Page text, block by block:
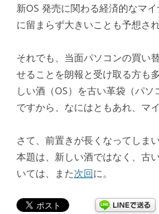
新OS 発売に関わる経済的なマ
に留まらず大きいことも予想され
それでも、当面パソコンの買い
せることを朗報と受け取る方も
しい酒（OS）を古い革袋（パ
ですから、なにはともあれ、マ
さて、前置きが長くなってしまい
本題は、新しい酒ではなく、古
いては、また次回に。